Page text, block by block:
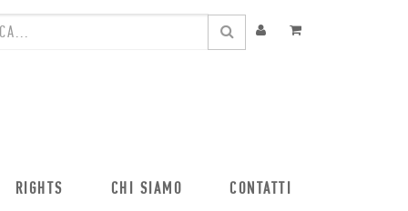
RIGHTS CHI SIAMO CONTATTI